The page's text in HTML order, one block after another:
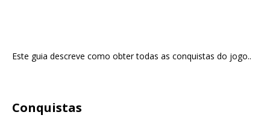
Este guia descreve como obter todas as conquistas do jogo..
Conquistas